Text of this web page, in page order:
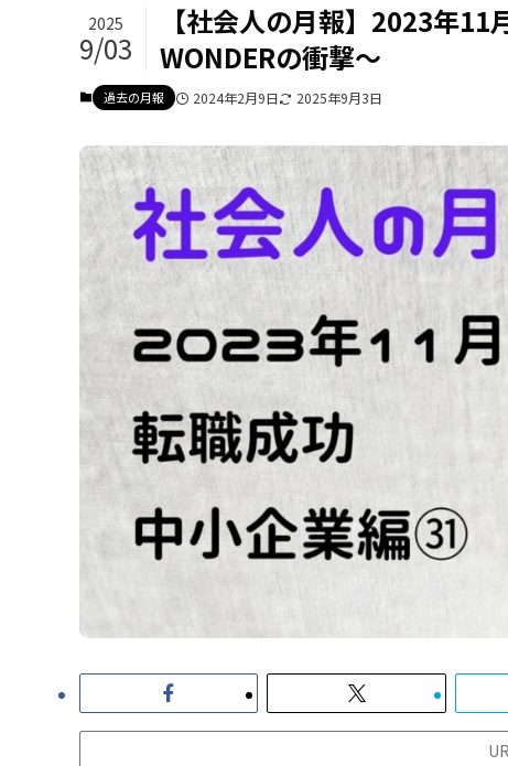
【社会人の月報】2023年
WONDERの衝撃〜
2025
9/03
過去の月報 2024年2月9日 2025年9月3日